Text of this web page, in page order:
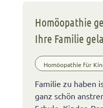
Homöopathie
Ihre Familie
Homöopathie für
Familie zu haben
ganz schön